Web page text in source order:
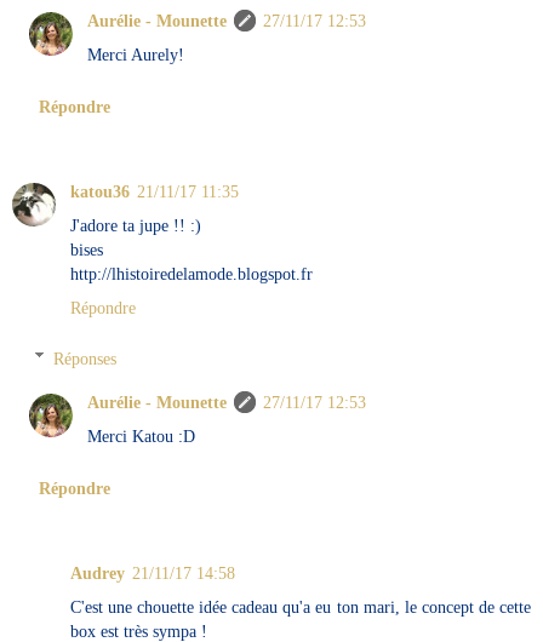
Aurélie - Mounette
27/11/17 12:53
Merci Aurely!
Répondre
katou36 21/11/17 11:35
J'adore ta jupe !! :)
bises
http://lhistoiredelamode.blogspot.fr
Répondre
Réponses
Aurélie - Mounette
27/11/17 12:53
Merci Katou :D
Répondre
Audrey 21/11/17 14:58
C'est une chouette idée cadeau qu'a eu ton mari, le concept de cette
box est très sympa !